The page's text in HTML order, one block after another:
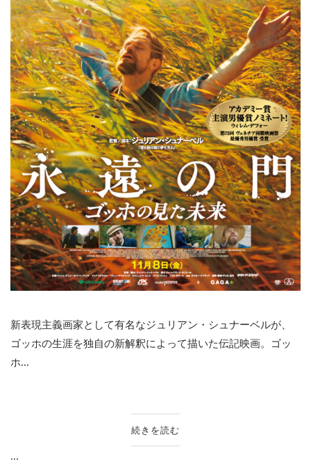
新表現主義画家として有名なジュリアン・シュナーベルが、
ゴッホの生涯を独自の新解釈によって描いた伝記映画。ゴッ
ホ...
続きを読む
...